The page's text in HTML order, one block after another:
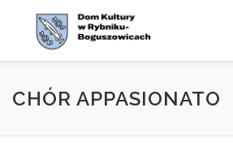
WYDARZENIA AKTUALNOŚCI
CHÓR APPASIONATO